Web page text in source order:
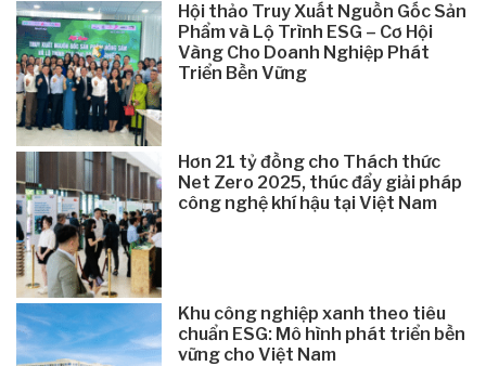
Hội thảo Truy Xuất Nguồn Gốc Sản
Phẩm và Lộ Trình ESG – Cơ Hội
Vàng Cho Doanh Nghiệp Phát
Triển Bền Vững
Hơn 21 tỷ đồng cho Thách thức
Net Zero 2025, thúc đẩy giải pháp
công nghệ khí hậu tại Việt Nam
Khu công nghiệp xanh theo tiêu
chuẩn ESG: Mô hình phát triển bền
vững cho Việt Nam